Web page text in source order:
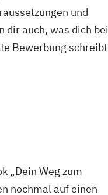
und
dir auch, was dich bei
Bewerbung schreibt
„Dein Weg zum
nochmal auf einen